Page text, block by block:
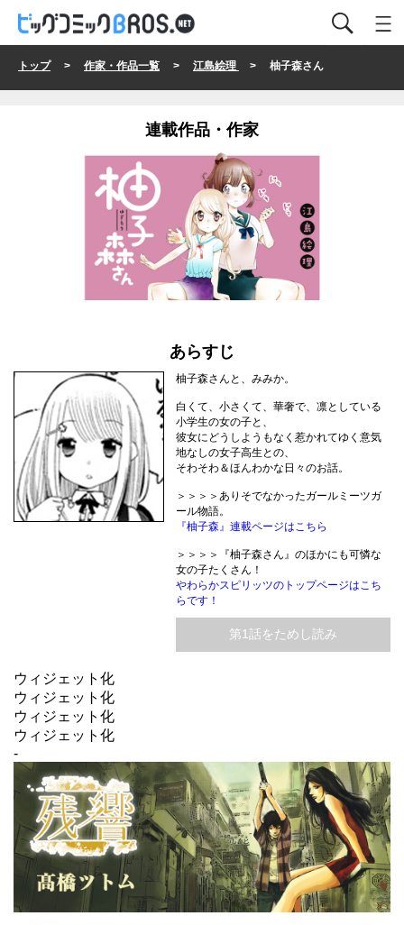
トップ> 作家・作品一覧 > 江島絵理 > 柚子森さん
連載作品・作家
あらすじ
柚子森さんと、みみか。
白くて、小さくて、華奢で、凛としている
小学生の女の子と、
彼女にどうしようもなく惹かれてゆく意気
地なしの女子高生との、
そわそわ＆ほんわかな日々のお話。
＞＞＞＞ありそでなかったガールミーツガ
ール物語。
『柚子森』連載ページはこちら
＞＞＞＞『柚子森さん』のほかにも可憐な
女の子たくさん！
やわらかスピリッツのトップページはこち
らです！
第1話をためし読み
ウィジェット化
ウィジェット化
ウィジェット化
ウィジェット化
-